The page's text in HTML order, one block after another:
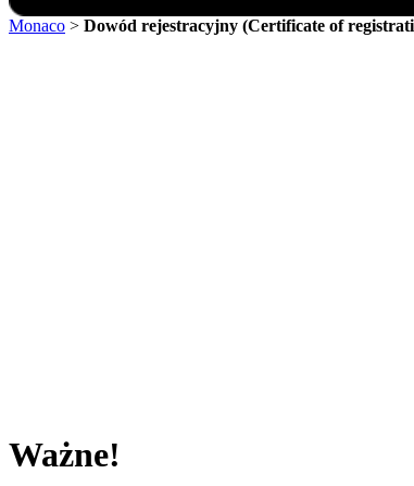
Monaco > Dowód rejestracyjny (Certificate of
Ważne!